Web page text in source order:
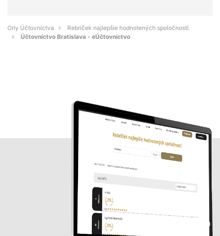
Orly Účtovníctva
Rebríček najlepšie hodnotených spoločností.
Účtovníctvo Bratislava - eÚčtovníctvo